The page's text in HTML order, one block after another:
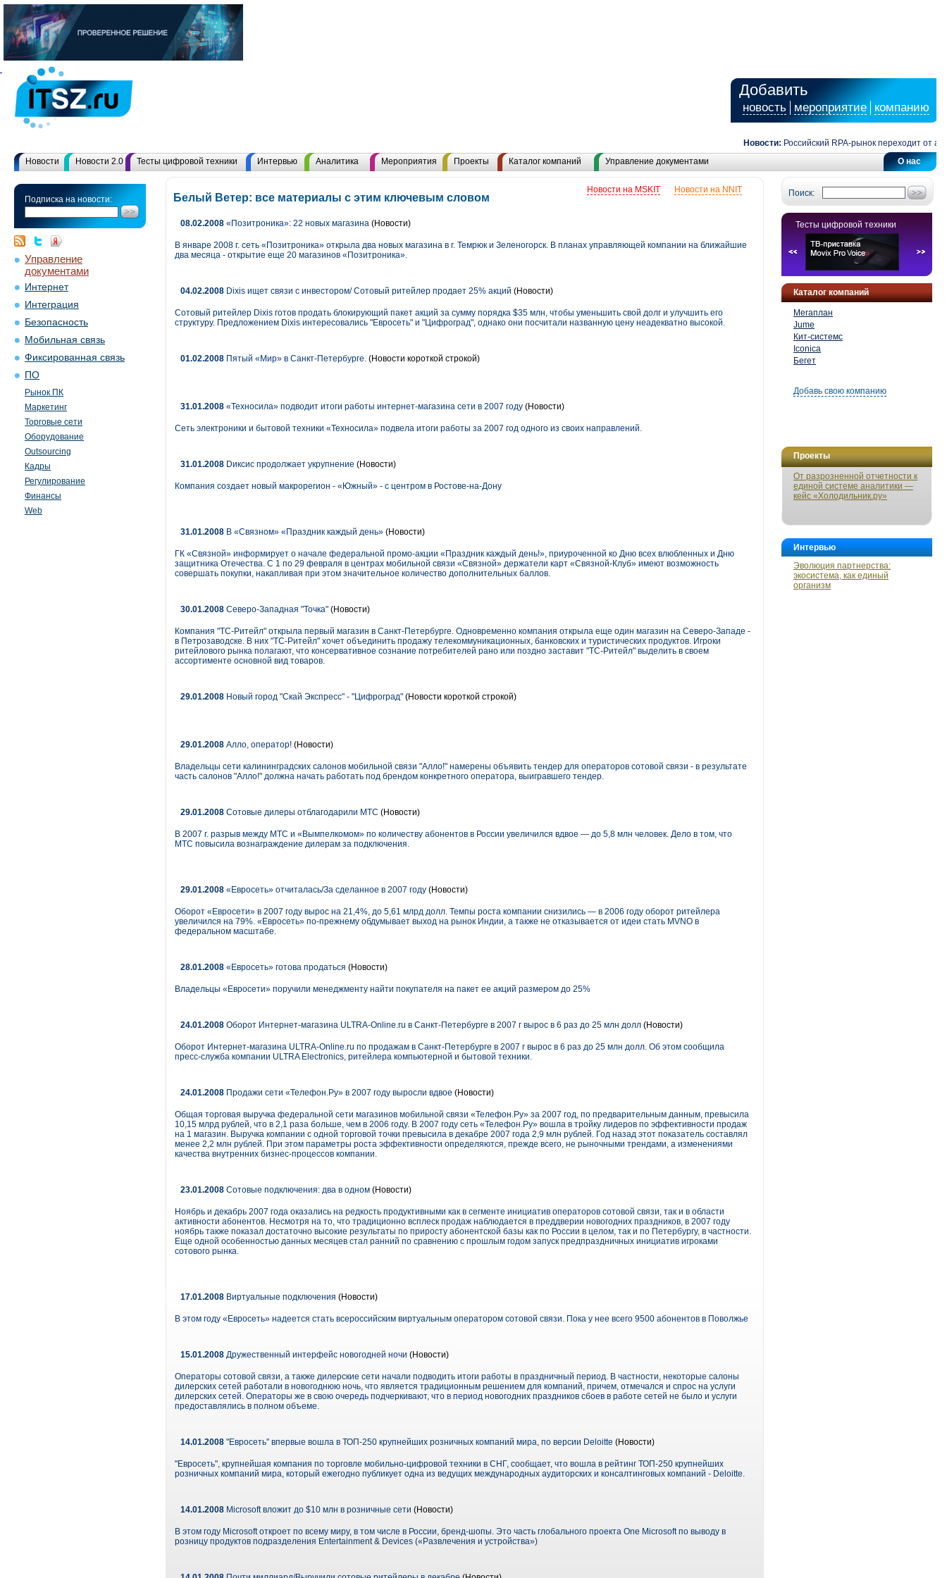
Добавить
новость мероприятие компанию
Новости: Российский RPA-рынок переходит от
О нас
Новости Новости 2.0 Тесты цифровой техники Интервью Аналитика Мероприятия Проекты Каталог компаний Управление документами
Подписка на новости:
Управление
документами
Интернет
Интеграция
Безопасность
Мобильная связь
Фиксированная связь
ПО
Рынок ПК
Маркетинг
Торговые сети
Оборудование
Outsourcing
Кадры
Регулирование
Финансы
Web
Поиск:
Тесты цифровой техники
Каталог компаний
Мегаплан
Jume
Кит-системс
Iconica
Бегет
Добавь свою компанию
Проекты
От разрозненной отчетности к
единой системе аналитики —
кейс «Холодильник.ру»
Интервью
Эволюция партнерства:
экосистема, как единый
организм
Новости на NNIT
Новости на MSKIT
Белый Ветер: все материалы с этим ключевым словом
08.02.2008 «Позитроника»: 22 новых магазина (Новости)
В январе 2008 г. сеть «Позитроника» открыла два новых магазина в г. Темрюк и Зеленогорск. В планах управляющей компании на ближайшие
два месяца - открытие еще 20 магазинов «Позитроника».
04.02.2008 Dixis ищет связи с инвестором/ Сотовый ритейлер продает 25% акций (Новости)
Сотовый ритейлер Dixis готов продать блокирующий пакет акций за сумму порядка $35 млн, чтобы уменьшить свой долг и улучшить его
структуру. Предложением Dixis интересовались "Евросеть" и "Цифроград", однако они посчитали названную цену неадекватно высокой.
01.02.2008 Пятый «Мир» в Санкт-Петербурге. (Новости короткой строкой)
31.01.2008 «Техносила» подводит итоги работы интернет-магазина сети в 2007 году (Новости)
Сеть электроники и бытовой техники «Техносила» подвела итоги работы за 2007 год одного из своих направлений.
31.01.2008 Dиксис продолжает укрупнение (Новости)
Компания создает новый макрорегион - «Южный» - с центром в Ростове-на-Дону
31.01.2008 В «Связном» «Праздник каждый день» (Новости)
ГК «Связной» информирует о начале федеральной промо-акции «Праздник каждый день!», приуроченной ко Дню всех влюбленных и Дню
защитника Отечества. С 1 по 29 февраля в центрах мобильной связи «Связной» держатели карт «Связной-Клуб» имеют возможность
совершать покупки, накапливая при этом значительное количество дополнительных баллов.
30.01.2008 Северо-Западная "Точка" (Новости)
Компания "ТС-Ритейл" открыла первый магазин в Санкт-Петербурге. Одновременно компания открыла еще один магазин на Северо-Западе -
в Петрозаводске. В них "ТС-Ритейл" хочет объединить продажу телекоммуникационных, банковских и туристических продуктов. Игроки
ритейлового рынка полагают, что консервативное сознание потребителей рано или поздно заставит "ТС-Ритейл" выделить в своем
ассортименте основной вид товаров.
29.01.2008 Новый город "Скай Экспресс" - "Цифроград" (Новости короткой строкой)
29.01.2008 Алло, оператор! (Новости)
Владельцы сети калининградских салонов мобильной связи "Алло!" намерены объявить тендер для операторов сотовой связи - в результате
часть салонов "Алло!" должна начать работать под брендом конкретного оператора, выигравшего тендер.
29.01.2008 Сотовые дилеры отблагодарили МТС (Новости)
В 2007 г. разрыв между МТС и «Вымпелкомом» по количеству абонентов в России увеличился вдвое — до 5,8 млн человек. Дело в том, что
МТС повысила вознаграждение дилерам за подключения.
29.01.2008 «Евросеть» отчиталась/За сделанное в 2007 году (Новости)
Оборот «Евросети» в 2007 году вырос на 21,4%, до 5,61 млрд долл. Темпы роста компании снизились — в 2006 году оборот ритейлера
увеличился на 79%. «Евросеть» по-прежнему обдумывает выход на рынок Индии, а также не отказывается от идеи стать MVNO в
федеральном масштабе.
28.01.2008 «Евросеть» готова продаться (Новости)
Владельцы «Евросети» поручили менеджменту найти покупателя на пакет ее акций размером до 25%
24.01.2008 Оборот Интернет-магазина ULTRA-Online.ru в Санкт-Петербурге в 2007 г вырос в 6 раз до 25 млн долл (Новости)
Оборот Интернет-магазина ULTRA-Online.ru по продажам в Санкт-Петербурге в 2007 г вырос в 6 раз до 25 млн долл. Об этом сообщила
пресс-служба компании ULTRA Electronics, ритейлера компьютерной и бытовой техники.
24.01.2008 Продажи сети «Телефон.Ру» в 2007 году выросли вдвое (Новости)
Общая торговая выручка федеральной сети магазинов мобильной связи «Телефон.Ру» за 2007 год, по предварительным данным, превысила
10,15 млрд рублей, что в 2,1 раза больше, чем в 2006 году. В 2007 году сеть «Телефон.Ру» вошла в тройку лидеров по эффективности продаж
на 1 магазин. Выручка компании с одной торговой точки превысила в декабре 2007 года 2,9 млн рублей. Год назад этот показатель составлял
менее 2,2 млн рублей. При этом параметры роста эффективности определяются, прежде всего, не рыночными трендами, а изменениями
качества внутренних бизнес-процессов компании.
23.01.2008 Сотовые подключения: два в одном (Новости)
Ноябрь и декабрь 2007 года оказались на редкость продуктивными как в сегменте инициатив операторов сотовой связи, так и в области
активности абонентов. Несмотря на то, что традиционно всплеск продаж наблюдается в преддверии новогодних праздников, в 2007 году
ноябрь также показал достаточно высокие результаты по приросту абонентской базы как по России в целом, так и по Петербургу, в частности.
Еще одной особенностью данных месяцев стал ранний по сравнению с прошлым годом запуск предпраздничных инициатив игроками
сотового рынка.
17.01.2008 Виртуальные подключения (Новости)
В этом году «Евросеть» надеется стать всероссийским виртуальным оператором сотовой связи. Пока у нее всего 9500 абонентов в Поволжье
15.01.2008 Дружественный интерфейс новогодней ночи (Новости)
Операторы сотовой связи, а также дилерские сети начали подводить итоги работы в праздничный период. В частности, некоторые салоны
дилерских сетей работали в новогоднюю ночь, что является традиционным решением для компаний, причем, отмечался и спрос на услуги
дилерских сетей. Операторы же в свою очередь подчеркивают, что в период новогодних праздников сбоев в работе сетей не было и услуги
предоставлялись в полном объеме.
14.01.2008 "Евросеть" впервые вошла в ТОП-250 крупнейших розничных компаний мира, по версии Deloitte (Новости)
"Евросеть", крупнейшая компания по торговле мобильно-цифровой техники в СНГ, сообщает, что вошла в рейтинг ТОП-250 крупнейших
розничных компаний мира, который ежегодно публикует одна из ведущих международных аудиторских и консалтинговых компаний - Deloitte.
14.01.2008 Microsoft вложит до $10 млн в розничные сети (Новости)
В этом году Microsoft откроет по всему миру, в том числе в России, бренд-шопы. Это часть глобального проекта One Microsoft по выводу в
розницу продуктов подразделения Entertainment & Devices («Развлечения и устройства»)